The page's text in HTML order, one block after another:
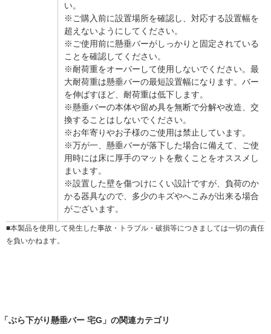
い。
※ご購入前に設置場所を確認し、対応する設置幅を
超えないようにしてください。
※ご使用前に懸垂バーがしっかりと固定されている
ことを確認してください。
※耐荷重をオーバーして使用しないでください。最
大耐荷重は懸垂バーの最短設置幅になります。バー
を伸ばすほど、耐荷重は低下します。
※懸垂バーの本体や留め具を無断で分解や改造、交
換することはしないでください。
※お年寄りやお子様のご使用は禁止しています。
※万が一、懸垂バーが落下した場合に備えて、ご使
用時には床に厚手のマットを敷くことをオススメし
まいます。
※設置した壁を傷つけにくい設計ですが、負荷のか
かる器具なので、多少のキズやへこみが出来る場合
がございます。
■本製品を使用して発生した事故・トラブル・破損等につきましては一切の責任
を負いかねます。
「ぶら下がり懸垂バー 宅G」の関連カテゴリ